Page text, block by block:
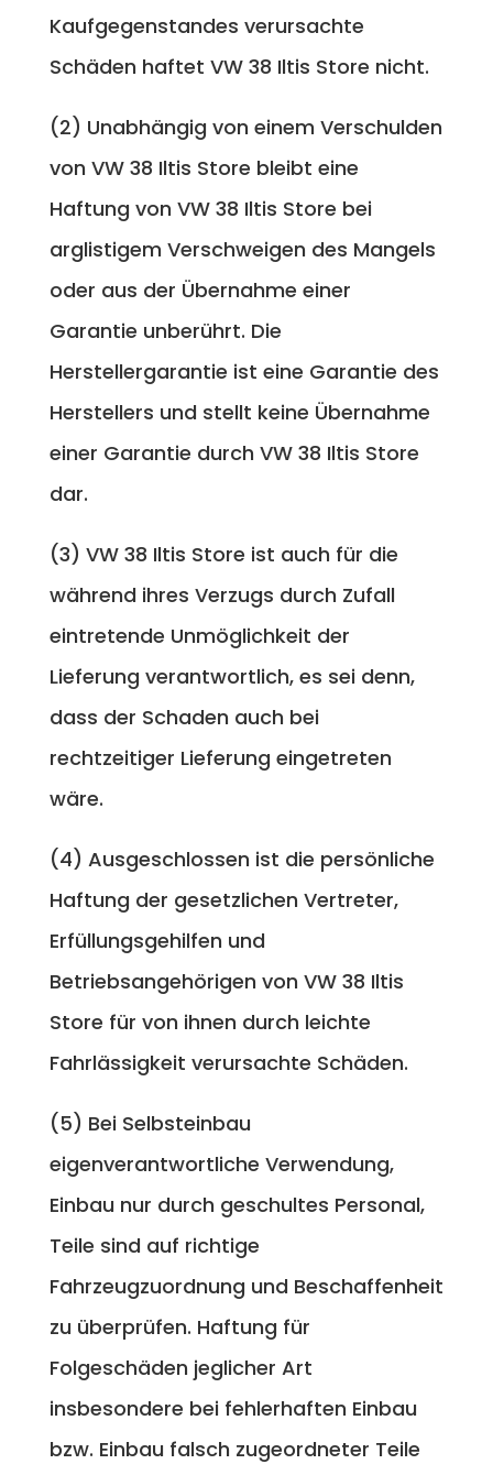
Kaufgegenstandes verursachte
Schäden haftet VW 38 Iltis Store nicht.
(2) Unabhängig von einem Verschulden
von VW 38 Iltis Store bleibt eine
Haftung von VW 38 Iltis Store bei
arglistigem Verschweigen des Mangels
oder aus der Übernahme einer
Garantie unberührt. Die
Herstellergarantie ist eine Garantie des
Herstellers und stellt keine Übernahme
einer Garantie durch VW 38 Iltis Store
dar.
(3) VW 38 Iltis Store ist auch für die
während ihres Verzugs durch Zufall
eintretende Unmöglichkeit der
Lieferung verantwortlich, es sei denn,
dass der Schaden auch bei
rechtzeitiger Lieferung eingetreten
wäre.
(4) Ausgeschlossen ist die persönliche
Haftung der gesetzlichen Vertreter,
Erfüllungsgehilfen und
Betriebsangehörigen von VW 38 Iltis
Store für von ihnen durch leichte
Fahrlässigkeit verursachte Schäden.
(5) Bei Selbsteinbau
eigenverantwortliche Verwendung,
Einbau nur durch geschultes Personal,
Teile sind auf richtige
Fahrzeugzuordnung und Beschaffenheit
zu überprüfen. Haftung für
Folgeschäden jeglicher Art
insbesondere bei fehlerhaften Einbau
bzw. Einbau falsch zugeordneter Teile